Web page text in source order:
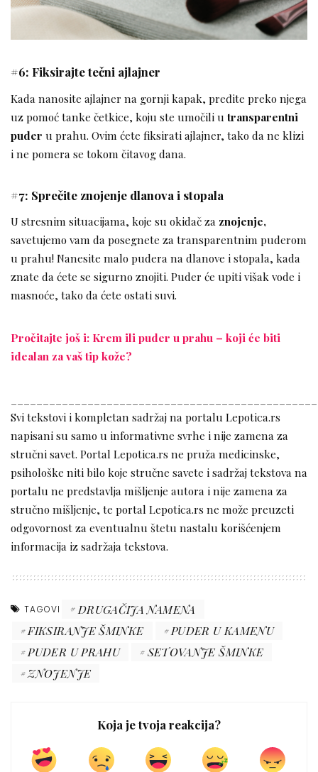
#6: Fiksirajte tečni ajlajner
Kada nanosite ajlajner na gornji kapak, pređite preko njega
uz pomoć tanke četkice, koju ste umočili u transparentni
puder u prahu. Ovim ćete fiksirati ajlajner, tako da ne klizi
i ne pomera se tokom čitavog dana.
#7: Sprečite znojenje dlanova i stopala
U stresnim situacijama, koje su okidač za znojenje,
savetujemo vam da posegnete za transparentnim puderom
u prahu! Nanesite malo pudera na dlanove i stopala, kada
znate da ćete se sigurno znojiti. Puder će upiti višak vode i
masnoće, tako da ćete ostati suvi.
Pročitajte još i: Krem ili puder u prahu – koji će biti
idealan za vaš tip kože?
Svi tekstovi i kompletan sadržaj na portalu Lepotica.rs
napisani su samo u informativne svrhe i nije zamena za
stručni savet. Portal Lepotica.rs ne pruža medicinske,
psihološke niti bilo koje stručne savete i sadržaj tekstova na
portalu ne predstavlja mišljenje autora i nije zamena za
stručno mišljenje, te portal Lepotica.rs ne može preuzeti
odgovornost za eventualnu štetu nastalu korišćenjem
informacija iz sadržaja tekstova.
TAGOVI
DRUGAČIJA NAMENA
FIKSIRANJE ŠMINKE
PUDER U KAMENU
PUDER U PRAHU
SETOVANJE ŠMINKE
ZNOJENJE
Koja je tvoja reakcija?